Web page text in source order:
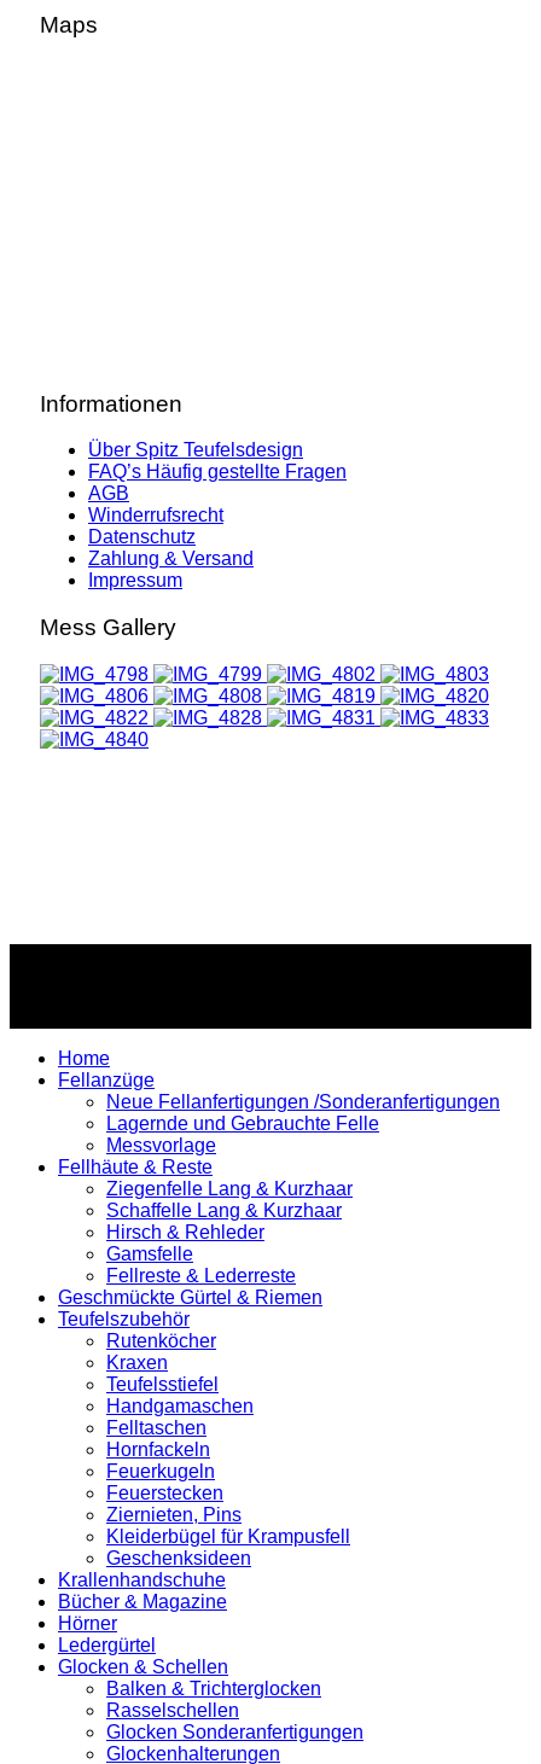
Maps
Informationen
Über Spitz Teufelsdesign
FAQ’s Häufig gestellte Fragen
AGB
Winderrufsrecht
Datenschutz
Zahlung & Versand
Impressum
Mess Gallery
Home
Fellanzüge
Neue Fellanfertigungen /Sonderanfertigungen
Lagernde und Gebrauchte Felle
Messvorlage
Fellhäute & Reste
Ziegenfelle Lang & Kurzhaar
Schaffelle Lang & Kurzhaar
Hirsch & Rehleder
Gamsfelle
Fellreste & Lederreste
Geschmückte Gürtel & Riemen
Teufelszubehör
Rutenköcher
Kraxen
Teufelsstiefel
Handgamaschen
Felltaschen
Hornfackeln
Feuerkugeln
Feuerstecken
Ziernieten, Pins
Kleiderbügel für Krampusfell
Geschenksideen
Krallenhandschuhe
Bücher & Magazine
Hörner
Ledergürtel
Glocken & Schellen
Balken & Trichterglocken
Rasselschellen
Glocken Sonderanfertigungen
Glockenhalterungen